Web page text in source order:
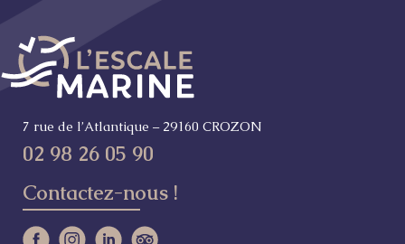
7 rue de l’Atlantique – 29160 CROZON
02 98 26 05 90
Contactez-nous !